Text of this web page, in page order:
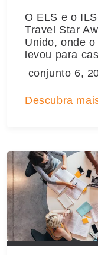
O ELS e o
Travel Star
Unido, onde
levou para
conjunto 6,
Descubra